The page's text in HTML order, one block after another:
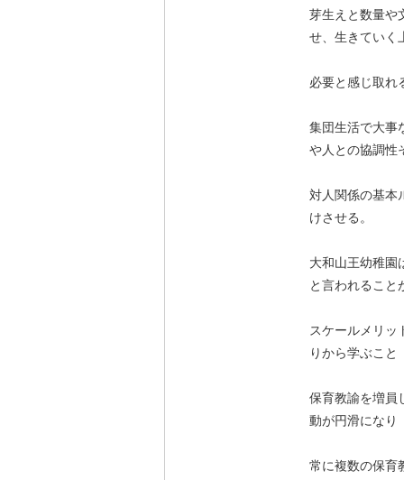
芽生えと数量や
せ、生きていく
必要と感じ取れ
集団生活で大事
や人との協調性
対人関係の基本
けさせる。
大和山王幼稚園
と言われること
スケールメリッ
りから学ぶこと
保育教諭を増員
動が円滑になり
常に複数の保育